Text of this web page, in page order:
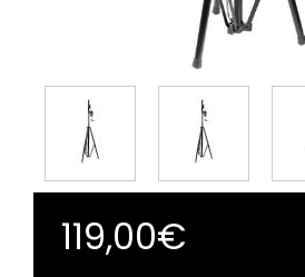
119,00€